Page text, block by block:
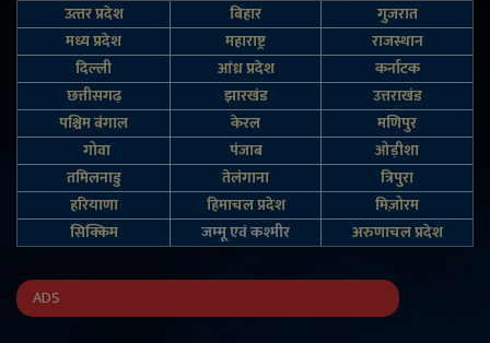
उत्‍तर प्रदेश बिहार
गुजरात
मध्य प्रदेश
महाराष्ट्र
राजस्थान
दिल्‍ली
आंध्र प्रदेश
कर्नाटक
छत्तीसगढ़
झारखंड
उत्तराखंड
पश्चिम बंगाल
केरल
मणिपुर
गोवा
पंजाब
ओड़ीशा
तमिलनाडु
तेलंगाना
त्रिपुरा
हरियाणा
हिमाचल प्रदेश
मिज़ोरम
सिक्किम
जम्‍मू एवं कश्‍मीर अरुणाचल प्रदेश
ADS